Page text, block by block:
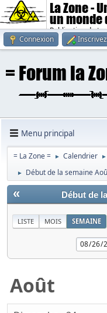
La Zone -
un monde
Publication de
Connexion
Menu principal
= La Zone = ► Calendrier ►
► Début de la semaine
« Début de
LISTE MOIS SEMAINE
Août